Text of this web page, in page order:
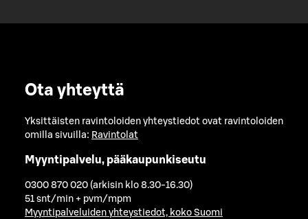
Ota yhteyttä
Yksittäisten ravintoloiden yhteystiedot ovat ravintoloiden
omilla sivuilla: Ravintolat
Myyntipalvelu, pääkaupunkiseutu
0300 870 020 (arkisin klo 8.30-16.30)
51 snt/min + pvm/mpm
Myyntipalveluiden yhteystiedot, koko Suomi